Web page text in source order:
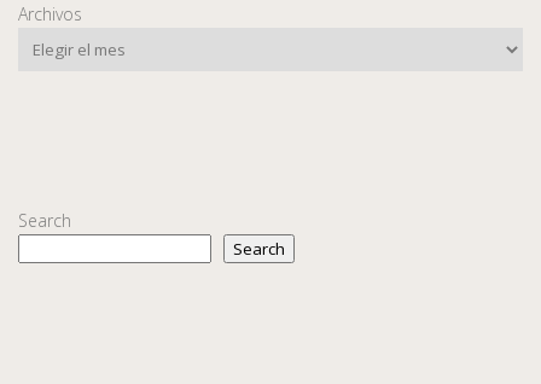
Archivos
Search
Search